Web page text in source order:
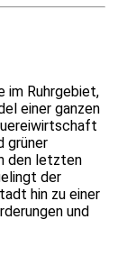
im Ruhrgebiet,
einer ganzen
grüner
den letzten
der
hin zu einer
und